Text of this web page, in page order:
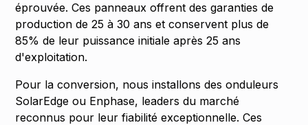
éprouvée. Ces panneaux offrent des garanties de
production de 25 à 30 ans et conservent plus de
85% de leur puissance initiale après 25 ans
d'exploitation.
Pour la conversion, nous installons des onduleurs
SolarEdge ou Enphase, leaders du marché
reconnus pour leur fiabilité exceptionnelle. Ces